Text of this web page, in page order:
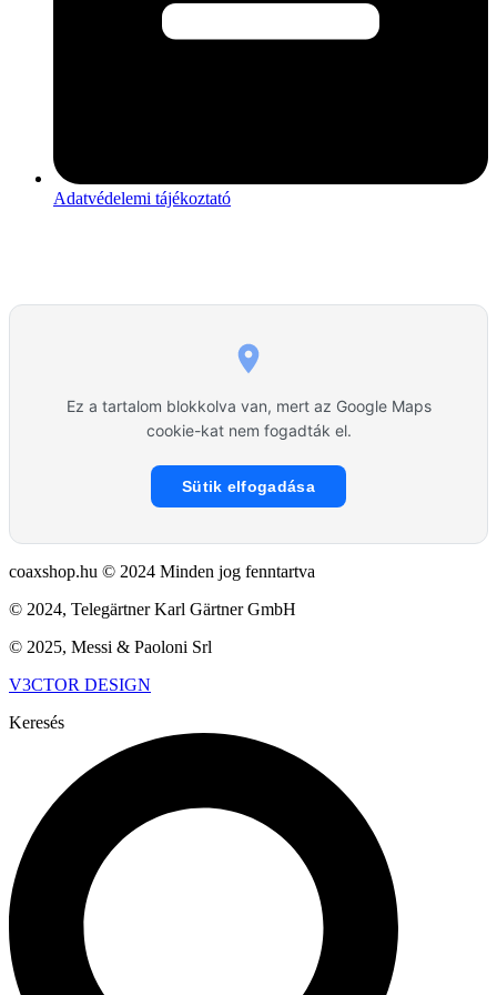
Adatvédelemi tájékoztató
Ez a tartalom blokkolva van, mert az Google Maps
cookie-kat nem fogadták el.
Sütik elfogadása
coaxshop.hu © 2024 Minden jog fenntartva
© 2024, Telegärtner Karl Gärtner GmbH
© 2025, Messi & Paoloni Srl
V3CTOR DESIGN
Keresés